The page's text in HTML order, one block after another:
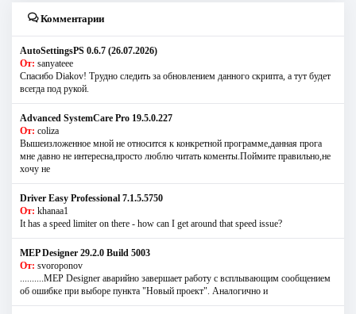
Комментарии
AutoSettingsPS 0.6.7 (26.07.2026)
От: sanyateee
Спасибо Diakov! Трудно следить за обновлением данного скрипта, а тут будет
всегда под рукой.
Advanced SystemCare Pro 19.5.0.227
От: coliza
Вышеизложенное мной не относится к конкретной программе,данная прога
мне давно не интересна,просто люблю читать коменты.Поймите правильно,не
хочу не
Driver Easy Professional 7.1.5.5750
От: khanaa1
It has a speed limiter on there - how can I get around that speed issue?
MEP Designer 29.2.0 Build 5003
От: svoroponov
..........MEP Designer аварийно завершает работу с всплывающим сообщением
об ошибке при выборе пункта "Новый проект". Аналогично и